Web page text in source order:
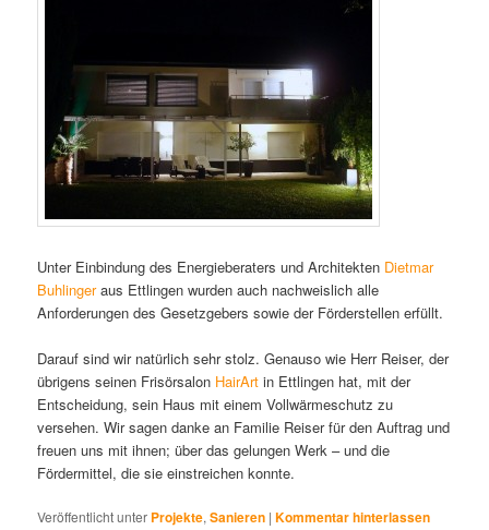
Unter Einbindung des Energieberaters und Architekten Dietmar
Buhlingeraus Ettlingen wurden auch nachweislich alle
Anforderungen des Gesetzgebers sowie der Förderstellen erfüllt.
Darauf sind wir natürlich sehr stolz. Genauso wie Herr Reiser, der
übrigens seinen Frisörsalon HairArt in Ettlingen hat, mit der
Entscheidung, sein Haus mit einem Vollwärmeschutz zu
versehen. Wir sagen danke an Familie Reiser für den Auftrag und
freuen uns mit ihnen; über das gelungen Werk – und die
Fördermittel, die sie einstreichen konnte.
Veröffentlicht unter Projekte,Sanieren |Kommentar hinterlassen